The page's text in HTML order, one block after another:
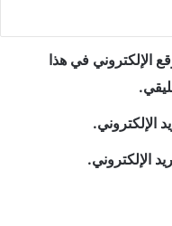
الإلكتروني في هذا
الإلكتروني.
الإلكتروني.